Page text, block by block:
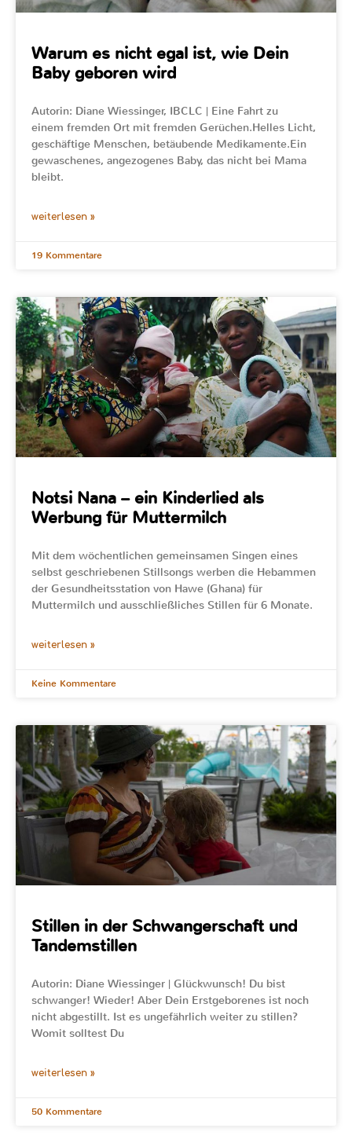
Warum es nicht egal ist, wie Dein
Baby geboren wird
Autorin: Diane Wiessinger, IBCLC | Eine Fahrt zu
einem fremden Ort mit fremden Gerüchen.Helles Licht,
geschäftige Menschen, betäubende Medikamente.Ein
gewaschenes, angezogenes Baby, das nicht bei Mama
bleibt.
weiterlesen »
19 Kommentare
Notsi Nana – ein Kinderlied als
Werbung für Muttermilch
Mit dem wöchentlichen gemeinsamen Singen eines
selbst geschriebenen Stillsongs werben die Hebammen
der Gesundheitsstation von Hawe (Ghana) für
Muttermilch und ausschließliches Stillen für 6 Monate.
weiterlesen »
Keine Kommentare
Stillen in der Schwangerschaft und
Tandemstillen
Autorin: Diane Wiessinger | Glückwunsch! Du bist
schwanger! Wieder! Aber Dein Erstgeborenes ist noch
nicht abgestillt. Ist es ungefährlich weiter zu stillen?
Womit solltest Du
weiterlesen »
50 Kommentare